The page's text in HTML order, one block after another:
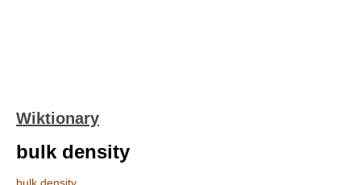
Wiktionary
bulk density